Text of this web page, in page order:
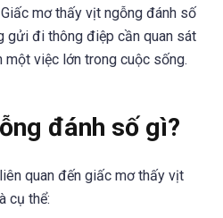
mơ thấy vịt ngỗng đánh số
gửi đi thông điệp cần quan sát
việc lớn trong cuộc sống.
đánh số gì?
quan đến giấc mơ thấy vịt
cụ thể: